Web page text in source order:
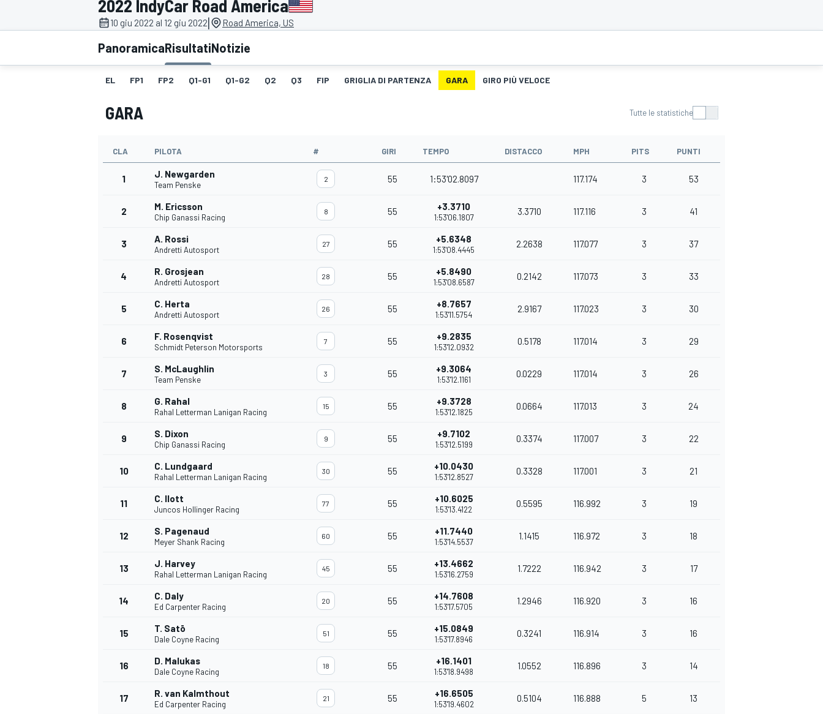
MOTOGP WEC
WRC
MONOPOSTO
2022 IndyCar Road America
10 giu 2022 al 12 giu 2022| Road America, US
PanoramicaRisultatiNotizie
EL FP1 FP2 Q1-G1 Q1-G2 Q2 Q3 FIP GRIGLIA DI PARTENZA GARA GIRO PIÙ VELOCE
GARA Tutte le statistiche
CLA PILOTA # GIRI TEMPO DISTACCO MPH PITS PUNTI
1 J. Newgarden
Team Penske
2 55 1:53'02.8097 117.174 3 53
2 M. Ericsson
Chip Ganassi Racing
8 55 +3.3710
1:53'06.1807
3.3710 117.116 3 41
3 A. Rossi
Andretti Autosport
27 55 +5.6348
1:53'08.4445
2.2638 117.077 3 37
4 R. Grosjean
Andretti Autosport
28 55 +5.8490
1:53'08.6587
0.2142 117.073 3 33
5 C. Herta
Andretti Autosport
26 55 +8.7657
1:53'11.5754
2.9167 117.023 3 30
6 F. Rosenqvist
Schmidt Peterson Motorsports
7 55 +9.2835
1:53'12.0932
0.5178 117.014 3 29
7 S. McLaughlin
Team Penske
3 55 +9.3064
1:53'12.1161
0.0229 117.014 3 26
8 G. Rahal
Rahal Letterman Lanigan Racing
15 55 +9.3728
1:53'12.1825
0.0664 117.013 3 24
9 S. Dixon
Chip Ganassi Racing
9 55 +9.7102
1:53'12.5199
0.3374 117.007 3 22
10 C. Lundgaard
Rahal Letterman Lanigan Racing
30 55 +10.0430
1:53'12.8527
0.3328 117.001 3 21
11 C. Ilott
Juncos Hollinger Racing
77 55 +10.6025
1:53'13.4122
0.5595 116.992 3 19
12 S. Pagenaud
Meyer Shank Racing
60 55 +11.7440
1:53'14.5537
1.1415 116.972 3 18
13 J. Harvey
Rahal Letterman Lanigan Racing
45 55 +13.4662
1:53'16.2759
1.7222 116.942 3 17
14 C. Daly
Ed Carpenter Racing
20 55 +14.7608
1:53'17.5705
1.2946 116.920 3 16
15 T. Satō
Dale Coyne Racing
51 55 +15.0849
1:53'17.8946
0.3241 116.914 3 16
16 D. Malukas
Dale Coyne Racing
18 55 +16.1401
1:53'18.9498
1.0552 116.896 3 14
17 R. van Kalmthout
Ed Carpenter Racing
21 55 +16.6505
1:53'19.4602
0.5104 116.888 5 13